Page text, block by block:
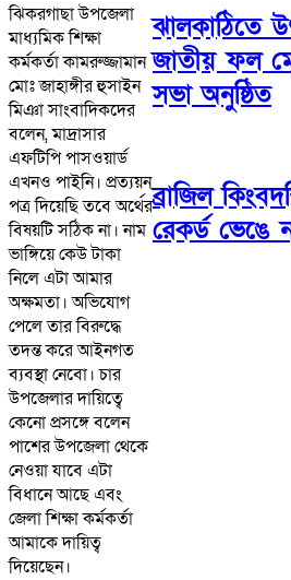
ঝিকরগাছা উপজেলা
মাধ্যমিক শিক্ষা
কর্মকর্তা কামরুজ্জামান
মোঃ জাহাঙ্গীর হুসাইন
মিঞা সাংবাদিকদের
বলেন, মাদ্রাসার
এফটিপি পাসওয়ার্ড
এখনও পাইনি। প্রত্যয়ন
পত্র দিয়েছি তবে অর্থের
বিষয়টি সঠিক না। নাম
ভাঙ্গিয়ে কেউ টাকা
নিলে এটা আমার
অক্ষমতা। অভিযোগ
পেলে তার বিরুদ্ধে
তদন্ত করে আইনগত
ব্যবস্থা নেবো। চার
উপজেলার দায়িত্বে
কেনো প্রসঙ্গে বলেন
পাশের উপজেলা থেকে
নেওয়া যাবে এটা
বিধানে আছে এবং
জেলা শিক্ষা কর্মকর্তা
আমাকে দায়িত্ব
দিয়েছেন।
ঝালকাঠিতে
জাতীয় ফল
সভা অনুষ্ঠিত
ব্রাজিল
রেকর্ড ভেঙে